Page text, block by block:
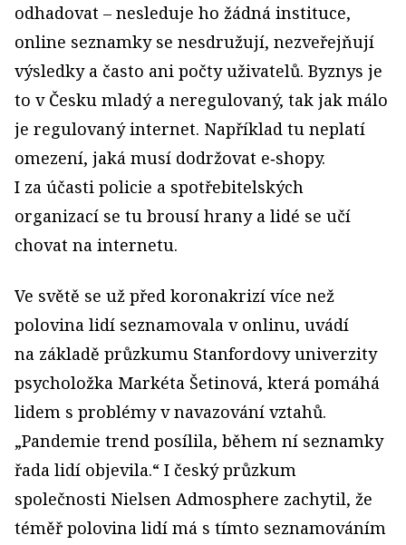
odhadovat – nesleduje ho žádná instituce,
online seznamky se nesdružují, nezveřejňují
výsledky a často ani počty uživatelů. Byznys je
to v Česku mladý a neregulovaný, tak jak málo
je regulovaný internet. Například tu neplatí
omezení, jaká musí dodržovat e‑shopy.
I za účasti policie a spotřebitelských
organizací se tu brousí hrany a lidé se učí
chovat na internetu.
Ve světě se už před koronakrizí více než
polovina lidí seznamovala v onlinu, uvádí
na základě průzkumu Stanfordovy univerzity
psycholožka Markéta Šetinová, která pomáhá
lidem s problémy v navazování vztahů.
„Pandemie trend posílila, během ní seznamky
řada lidí objevila.“ I český průzkum
společnosti Nielsen Admosphere zachytil, že
téměř polovina lidí má s tímto seznamováním